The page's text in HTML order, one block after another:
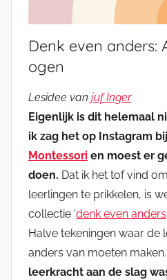
Denk even anders:
ogen
Lesidee van juf Inger
Eigenlijk is dit helemaal
ik zag het op Instagram bij
Montessori en moest er
doen. Dat ik het tof vind
leerlingen te prikkelen, is
collectie ‘denk even anders
Halve tekeningen waar de
anders van moeten maken.
leerkracht aan de slag